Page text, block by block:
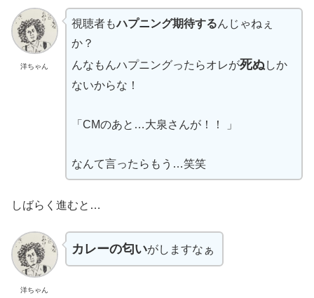
洋ちゃん
視聴者もハプニング期待するんじゃねぇ
か？
んなもんハプニングったらオレが死ぬしか
ないからな！
「CMのあと…大泉さんが！！ 」
なんて言ったらもう…笑笑
しばらく進むと…
洋ちゃん
カレーの匂いがしますなぁ